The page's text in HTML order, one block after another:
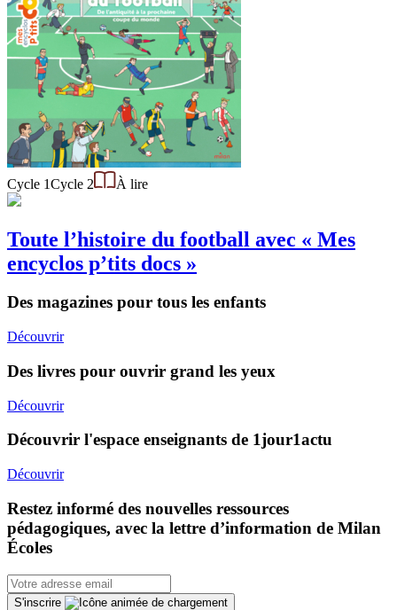
Cycle 1Cycle 2 À lire
Toute l’histoire du football avec « Mes
encyclos p’tits docs »
Des magazines pour tous les enfants
Découvrir
Des livres pour ouvrir grand les yeux
Découvrir
Découvrir l'espace enseignants de 1jour1actu
Découvrir
Restez informé des nouvelles ressources
pédagogiques, avec la lettre d’information de Milan
Écoles
S'inscrire